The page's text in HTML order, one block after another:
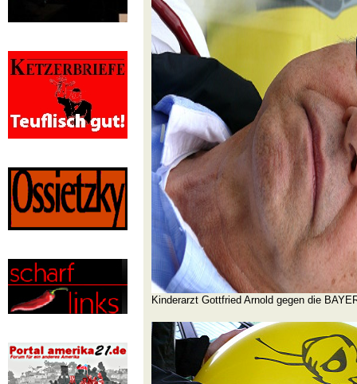
Kinderarzt Gottfried Arnold gegen die